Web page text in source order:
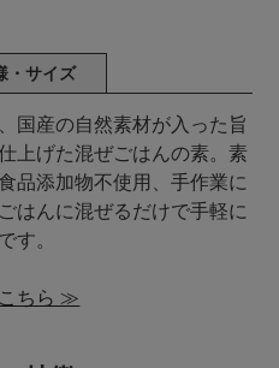
・サイズ
国産の自然素材が入った旨
上げた混ぜごはんの素。素
品添加物不使用、手作業に
はんに混ぜるだけで手軽に
す。
ちら ≫